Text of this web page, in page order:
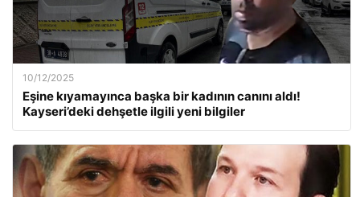
10/12/2025
Eşine kıyamayınca başka bir kadının canını aldı!
Kayseri’deki dehşetle ilgili yeni bilgiler